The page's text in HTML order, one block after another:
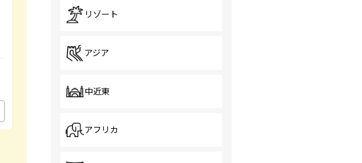
リゾート
アジア
中近東
アフリカ